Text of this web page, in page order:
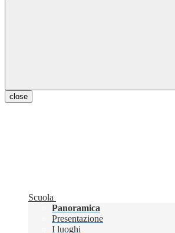
close
Scuola
Panoramica
Presentazione
I luoghi